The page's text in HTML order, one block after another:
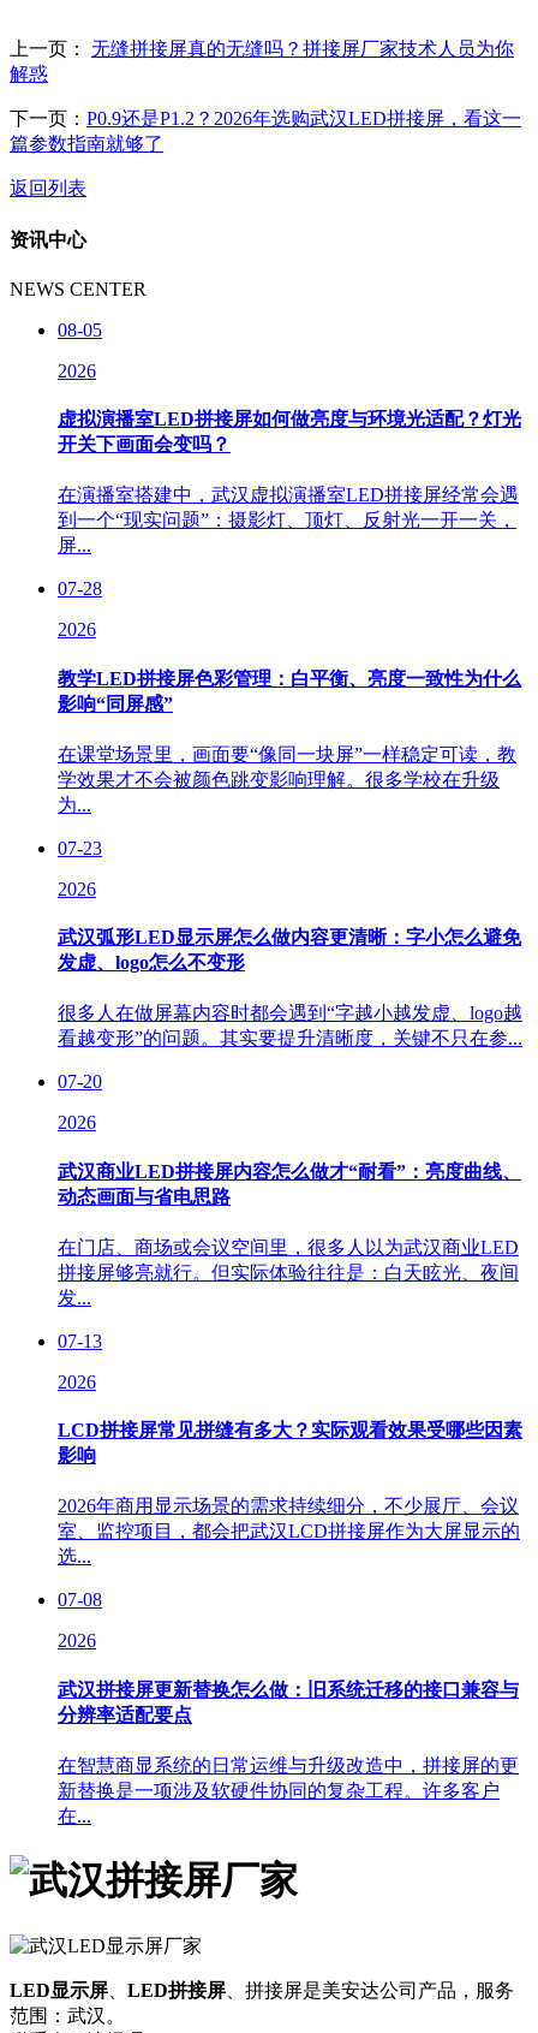
上一页： 无缝拼接屏真的无缝吗？拼接屏厂家技术人员为你
解惑
下一页： P0.9还是P1.2？2026年选购武汉LED拼接屏，看这一
篇参数指南就够了
返回列表
资讯中心
NEWS CENTER
08-05
2026
虚拟演播室LED拼接屏如何做亮度与环境光适配？灯光
开关下画面会变吗？
在演播室搭建中，武汉虚拟演播室LED拼接屏经常会遇
到一个“现实问题”：摄影灯、顶灯、反射光一开一关，
屏...
07-28
2026
教学LED拼接屏色彩管理：白平衡、亮度一致性为什么
影响“同屏感”
在课堂场景里，画面要“像同一块屏”一样稳定可读，教
学效果才不会被颜色跳变影响理解。很多学校在升级
为...
07-23
2026
武汉弧形LED显示屏怎么做内容更清晰：字小怎么避免
发虚、logo怎么不变形
很多人在做屏幕内容时都会遇到“字越小越发虚、logo越
看越变形”的问题。其实要提升清晰度，关键不只在参...
07-20
2026
武汉商业LED拼接屏内容怎么做才“耐看”：亮度曲线、
动态画面与省电思路
在门店、商场或会议空间里，很多人以为武汉商业LED
拼接屏够亮就行。但实际体验往往是：白天眩光、夜间
发...
07-13
2026
LCD拼接屏常见拼缝有多大？实际观看效果受哪些因素
影响
2026年商用显示场景的需求持续细分，不少展厅、会议
室、监控项目，都会把武汉LCD拼接屏作为大屏显示的
选...
07-08
2026
武汉拼接屏更新替换怎么做：旧系统迁移的接口兼容与
分辨率适配要点
在智慧商显系统的日常运维与升级改造中，拼接屏的更
新替换是一项涉及软硬件协同的复杂工程。许多客户
在...
LED显示屏 LED拼接屏 、拼接屏是美安达公司产品，服务
范围：武汉。